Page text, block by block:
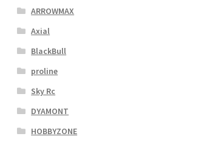
ARROWMAX
Axial
BlackBull
proline
Sky Rc
DYAMONT
HOBBYZONE